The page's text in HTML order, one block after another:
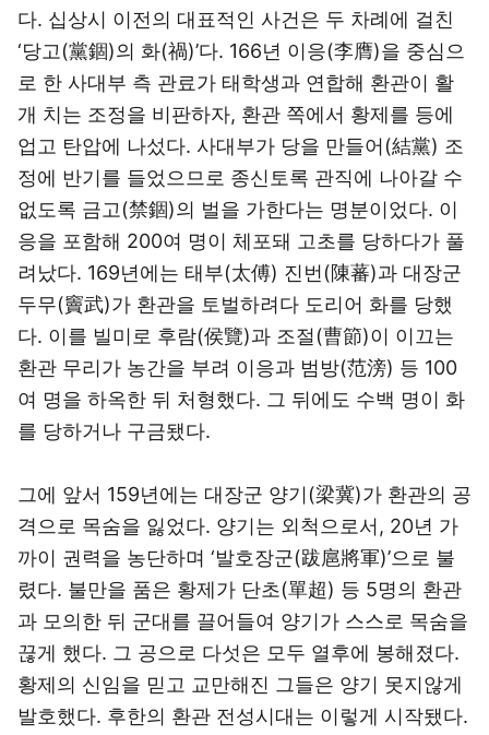
다. 십상시 이전의 대표적인 사건은 두 차례에 걸친
‘당고(黨錮)의 화(禍)’다. 166년 이응(李膺)을 중심으
로 한 사대부 측 관료가 태학생과 연합해 환관이 활
개 치는 조정을 비판하자, 환관 쪽에서 황제를 등에
업고 탄압에 나섰다. 사대부가 당을 만들어(結黨) 조
정에 반기를 들었으므로 종신토록 관직에 나아갈 수
없도록 금고(禁錮)의 벌을 가한다는 명분이었다. 이
응을 포함해 200여 명이 체포돼 고초를 당하다가 풀
려났다. 169년에는 태부(太傅) 진번(陳蕃)과 대장군
두무(竇武)가 환관을 토벌하려다 도리어 화를 당했
다. 이를 빌미로 후람(侯覽)과 조절(曹節)이 이끄는
환관 무리가 농간을 부려 이응과 범방(范滂) 등 100
여 명을 하옥한 뒤 처형했다. 그 뒤에도 수백 명이 화
를 당하거나 구금됐다.
그에 앞서 159년에는 대장군 양기(梁冀)가 환관의 공
격으로 목숨을 잃었다. 양기는 외척으로서, 20년 가
까이 권력을 농단하며 ‘발호장군(跋扈將軍)’으로 불
렸다. 불만을 품은 황제가 단초(單超) 등 5명의 환관
과 모의한 뒤 군대를 끌어들여 양기가 스스로 목숨을
끊게 했다. 그 공으로 다섯은 모두 열후에 봉해졌다.
황제의 신임을 믿고 교만해진 그들은 양기 못지않게
발호했다. 후한의 환관 전성시대는 이렇게 시작됐다.